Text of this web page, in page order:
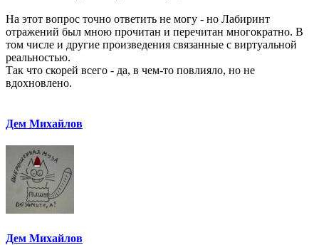
На этот вопрос точно ответить не могу - но Лабиринт
отражений был мною прочитан и перечитан многократно. В
том числе и другие произведения связанные с виртуальной
реальностью.
Так что скорей всего - да, в чем-то повлияло, но не
вдохновлено.
Дем Михайлов
Дем Михайлов